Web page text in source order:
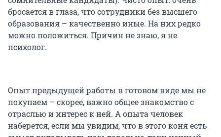
бросается в глаза, что сотрудники без высшего
образования – качественно иные. На них редко
можно положиться. Причин не знаю, я не
психолог.
Опыт предыдущей работы в готовом виде мы не
покупаем – скорее, важно общее знакомство с
отраслью и интерес к ней. А опыта человек
наберется, если мы увидим, что в этого коня есть